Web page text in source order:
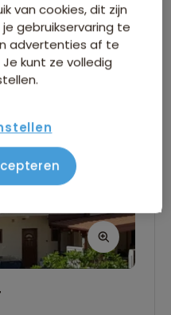
van cookies, dit zijn
gebruikservaring te
advertenties af te
kunt ze volledig